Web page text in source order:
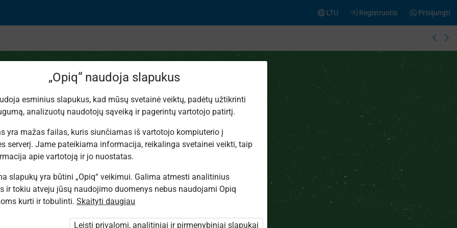
Prisijungti
Registruotis
LTU
(II)
Jūs nesate prisijungęs prie „Opiq“.
„Opiq“ naudoja slapukus
esminius slapukus, kad mūsų svetainė veiktų, padėtų užtikrinti
analizuotų naudotojų sąveiką ir pagerintų vartotojo patirtį.
yra mažas failas, kuris siunčiamas iš vartotojo kompiuterio į
serverį. Jame pateikiama informacija, reikalinga svetainei veikti, taip
apie vartotoją ir jo nuostatas.
slapukų yra būtini „Opiq“ veikimui. Galima atmesti analitinius
ir tokiu atveju jūsų naudojimo duomenys nebus naudojami Opiq
kurti ir tobulinti. Skaityti daugiau
Leisti privalomi, analitiniai ir pirmenybiniai slapukai